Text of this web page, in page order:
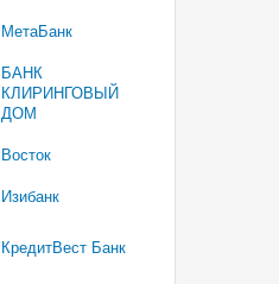
МетаБанк
БАНК
КЛИРИНГОВЫЙ
ДОМ
Восток
Изибанк
КредитВест Банк